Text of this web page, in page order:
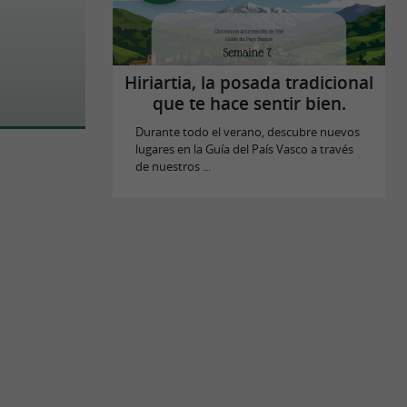
Hiriartia, la posada tradicional
que te hace sentir bien.
Durante todo el verano, descubre nuevos
lugares en la Guía del País Vasco a través
de nuestros ...